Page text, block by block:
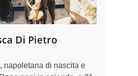
Di Pietro
napoletana di nascita e